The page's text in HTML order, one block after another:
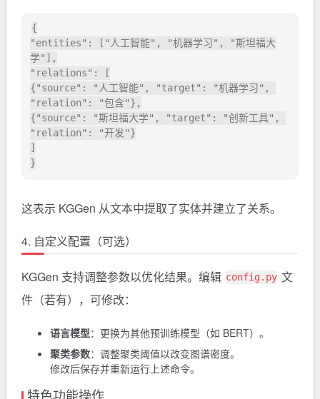
{
"entities": ["人工智能", "机器学习", "斯坦福大
学"],
"relations": [
{"source": "人工智能", "target": "机器学习",
"relation": "包含"},
{"source": "斯坦福大学", "target": "创新工具",
"relation": "开发"}
]
这表示 KGGen 从文本中提取了实体并建立了关系。
4. 自定义配置（可选）
KGGen 支持调整参数以优化结果。编辑 config.py 文
件（若有），可修改：
语言模型：更换为其他预训练模型（如 BERT）。
聚类参数：调整聚类阈值以改变图谱密度。
修改后保存并重新运行上述命令。
特色功能操作